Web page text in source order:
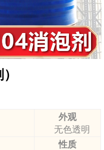
外观
无色透明
性质